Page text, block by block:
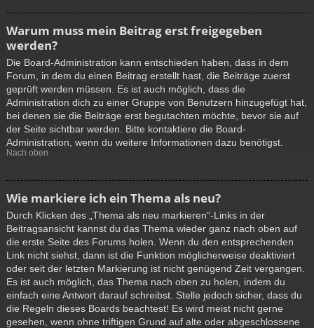
Warum muss mein Beitrag erst freigegeben
werden?
Die Board-Administration kann entschieden haben, dass in dem
Forum, in dem du einen Beitrag erstellt hast, die Beiträge zuerst
geprüft werden müssen. Es ist auch möglich, dass die
Administration dich zu einer Gruppe von Benutzern hinzugefügt hat,
bei denen sie die Beiträge erst begutachten möchte, bevor sie auf
der Seite sichtbar werden. Bitte kontaktiere die Board-
Administration, wenn du weitere Informationen dazu benötigst.
Nach oben
Wie markiere ich ein Thema als neu?
Durch Klicken des „Thema als neu markieren“-Links in der
Beitragsansicht kannst du das Thema wieder ganz nach oben auf
die erste Seite des Forums holen. Wenn du den entsprechenden
Link nicht siehst, dann ist die Funktion möglicherweise deaktiviert
oder seit der letzten Markierung ist nicht genügend Zeit vergangen.
Es ist auch möglich, das Thema nach oben zu holen, indem du
einfach eine Antwort darauf schreibst. Stelle jedoch sicher, dass du
die Regeln dieses Boards beachtest! Es wird meist nicht gerne
gesehen, wenn ohne triftigen Grund auf alte oder abgeschlossene